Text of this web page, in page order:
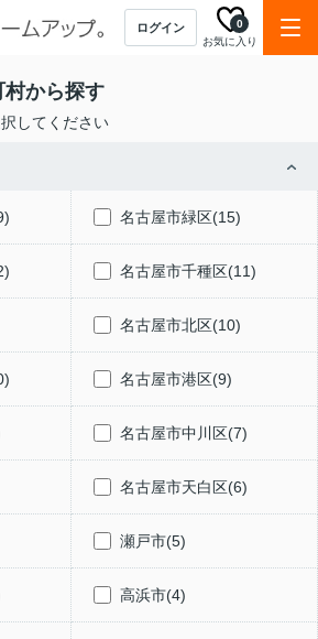
ログイン
お気に入り
0
から探す
してください
名古屋市緑区(15)
名古屋市千種区(11)
名古屋市北区(10)
名古屋市港区(9)
名古屋市中川区(7)
名古屋市天白区(6)
瀬戸市(5)
高浜市(4)